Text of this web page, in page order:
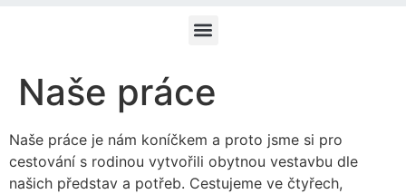
Naše práce
Naše práce je nám koníčkem a proto jsme si pro
cestování s rodinou vytvořili obytnou vestavbu dle
našich představ a potřeb. Cestujeme ve čtyřech,